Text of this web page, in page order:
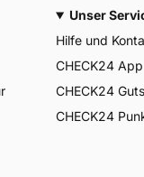
Unser
Hilfe und
CHECK24 App
CHECK24
CHECK24